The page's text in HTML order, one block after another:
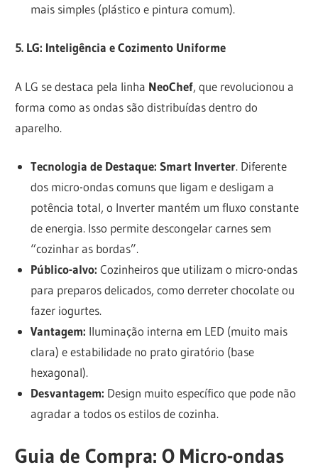
mais simples (plástico e pintura comum).
5. LG: Inteligência e Cozimento Uniforme
A LG se destaca pela linha NeoChef, que revolucionou a
forma como as ondas são distribuídas dentro do
aparelho.
Tecnologia de Destaque: Smart Inverter. Diferente
dos micro-ondas comuns que ligam e desligam a
potência total, o Inverter mantém um fluxo constante
de energia. Isso permite descongelar carnes sem
“cozinhar as bordas”.
Público-alvo: Cozinheiros que utilizam o micro-ondas
para preparos delicados, como derreter chocolate ou
fazer iogurtes.
Vantagem: Iluminação interna em LED (muito mais
clara) e estabilidade no prato giratório (base
hexagonal).
Desvantagem: Design muito específico que pode não
agradar a todos os estilos de cozinha.
Guia de Compra: O Micro-ondas